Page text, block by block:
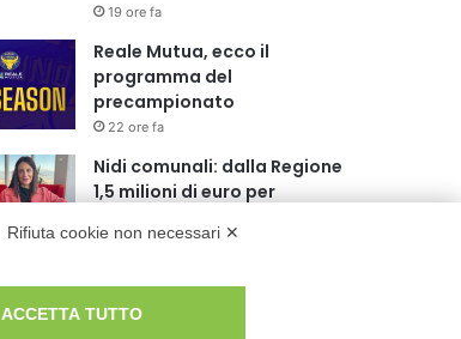
19 ore fa
Reale Mutua, ecco il
programma del
precampionato
22 ore fa
Nidi comunali: dalla Regione
1,5 milioni di euro per
parità di tariffa
Eclissi di Sole del 12 agosto:
Rifiuta cookie non necessari ✕
ACCETTA TUTTO